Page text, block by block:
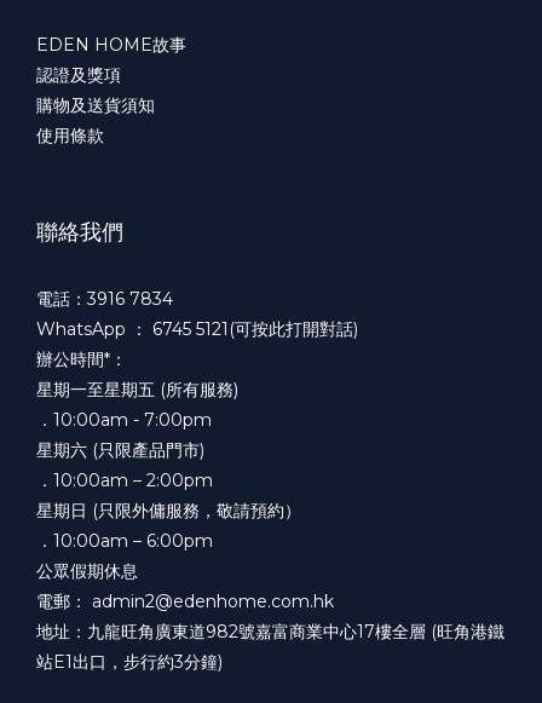
EDEN HOME故事
認證及獎項
購物及送貨須知
使用條款
聯絡我們
電話：3916 7834
WhatsApp ： 6745 5121(可按此打開對話)
辦公時間*：
星期一至星期五 (所有服務)
．10:00am - 7:00pm
星期六 (只限產品門市)
．10:00am – 2:00pm
星期日 (只限外傭服務，敬請預約）
．10:00am – 6:00pm
公眾假期休息
電郵： admin2@edenhome.com.hk
地址：九龍旺角廣東道982號嘉富商業中心17樓全層 (旺角港鐵
站E1出口，步行約3分鐘)